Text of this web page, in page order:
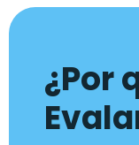
¿Por